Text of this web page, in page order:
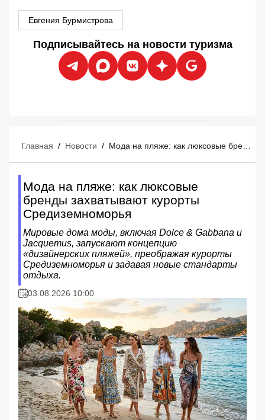
Евгения Бурмистрова
Подписывайтесь на новости туризма
Главная / Новости / Мода на пляже: как люксовые бренды захватывают курорты Средиземноморья
Мода на пляже: как люксовые
бренды захватывают курорты
Средиземноморья
Мировые дома моды, включая Dolce & Gabbana и
Jacquemus, запускают концепцию
«дизайнерских пляжей», преображая курорты
Средиземноморья и задавая новые стандарты
отдыха.
03.08.2026 10:00